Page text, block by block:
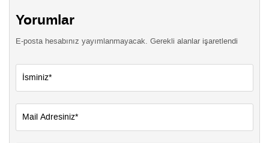
Yorumlar
E-posta hesabınız yayımlanmayacak. Gerekli alanlar işaretlendi